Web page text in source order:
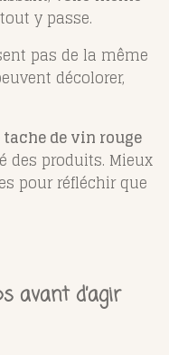
y passe.
pas de la même
décolorer,
de vin rouge
des produits. Mieux
pour réfléchir que
avant d’agir